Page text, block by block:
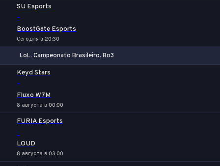
SU Esports
-
BoostGate Esports
Сегодня в 20:30
LoL. Campeonato Brasileiro. Bo3
Keyd Stars
-
Fluxo W7M
8 августа в 00:00
FURIA Esports
-
LOUD
8 августа в 03:00